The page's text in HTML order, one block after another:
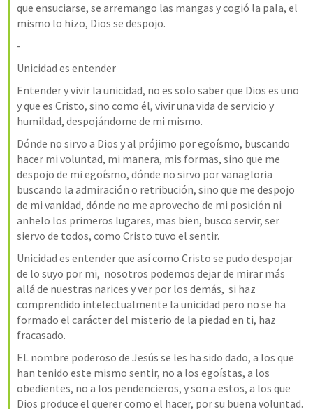
que ensuciarse, se arremango las mangas y cogió la pala, el
mismo lo hizo, Dios se despojo.
-
Unicidad es entender
Entender y vivir la unicidad, no es solo saber que Dios es uno
y que es Cristo, sino como él, vivir una vida de servicio y
humildad, despojándome de mi mismo.
Dónde no sirvo a Dios y al prójimo por egoísmo, buscando
hacer mi voluntad, mi manera, mis formas, sino que me
despojo de mi egoísmo, dónde no sirvo por vanagloria
buscando la admiración o retribución, sino que me despojo
de mi vanidad, dónde no me aprovecho de mi posición ni
anhelo los primeros lugares, mas bien, busco servir, ser
siervo de todos, como Cristo tuvo el sentir.
Unicidad es entender que así como Cristo se pudo despojar
de lo suyo por mi,  nosotros podemos dejar de mirar más
allá de nuestras narices y ver por los demás,  si haz
comprendido intelectualmente la unicidad pero no se ha
formado el carácter del misterio de la piedad en ti, haz
fracasado.
EL nombre poderoso de Jesús se les ha sido dado, a los que
han tenido este mismo sentir, no a los egoístas, a los
obedientes, no a los pendencieros, y son a estos, a los que